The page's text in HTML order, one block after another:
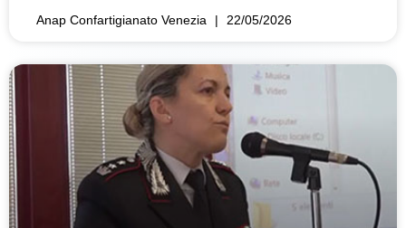
Anap Confartigianato Venezia 22/05/2026